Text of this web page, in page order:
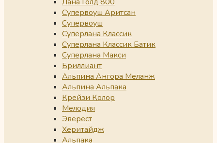
Супервоуш Аритсан
Супервоуш
Суперлана Классик
Суперлана Классик Батик
Суперлана Макси
Бриллиант
Альпина Ангора Меланж
Альпина Альпака
Крейзи Колор
Мелодия
Эверест
Херитайдж
Альпака